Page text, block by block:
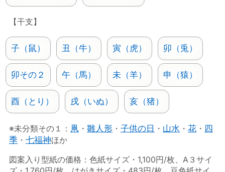
【干支】
子（鼠） 丑（牛） 寅（虎） 卯（兎）
卯その２ 午（馬） 未（羊） 申（猿）
酉（とり） 戌（いぬ） 亥（猪）
※未分類その１： 凧 ・ 雛人形 ・ 子供の日 ・ 山水 ・ 花 ・ 四
季 ・ 七福神ほか
図案入り型紙の価格：色紙サイズ・1,100円/枚、A３サイ